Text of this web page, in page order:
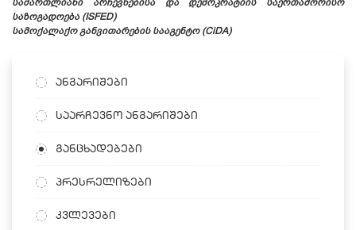
სამართლიანი არჩევნებისა და დემოკრატიის საერთაშორისო
საზოგადოება (ISFED)
სამოქალაქო განვითარების სააგენტო (CiDA)
ანგარიშები
საარჩევნო ანგარიშები
განცხადებები
პრესრელიზები
კვლევები